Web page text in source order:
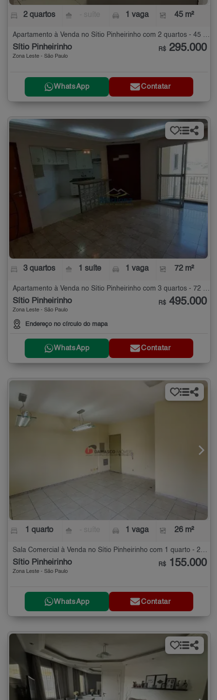
2 quartos 1 vaga 45 m²
Apartamento à Venda no Sítio Pinheirinho com 2 quartos - 45 m²
Sítio Pinheirinho
Zona Leste - São Paulo
R$ 295.000
WhatsApp Contatar
3 quartos 1 suíte 1 vaga 72 m²
Sítio Pinheirinho
Zona Leste - São Paulo
Endereço no círculo do mapa
R$ 495.000
WhatsApp Contatar
1 quarto 1 vaga 26 m²
Sala Comercial à Venda no Sítio Pinheirinho com 1 quarto - 26 m²
Sítio Pinheirinho
Zona Leste - São Paulo
R$ 155.000
WhatsApp Contatar